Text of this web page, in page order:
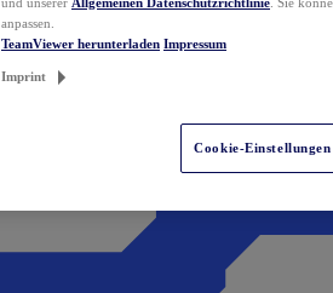
anpassen.
TeamViewer herunterladen Impressum
Imprint
Cookie-Einstellungen